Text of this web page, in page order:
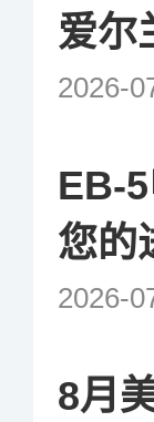
爱尔
坑！
2026-
EB-
您的
2026-
8月